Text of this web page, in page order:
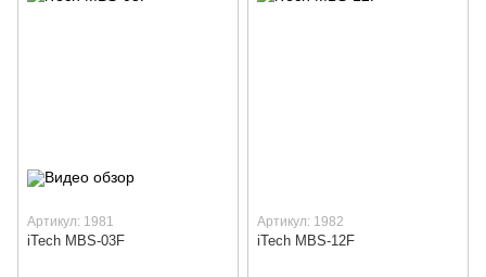
Артикул: 1981
iTech MBS-03F
Артикул: 1982
iTech MBS-12F